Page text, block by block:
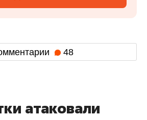
48
атаковали